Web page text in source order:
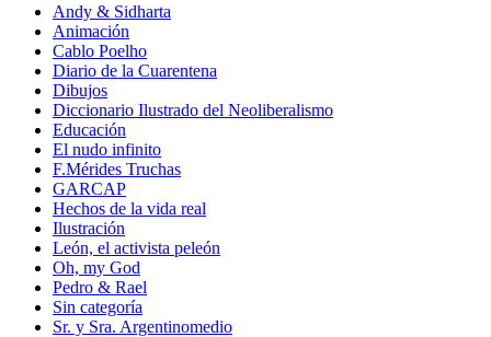
Andy & Sidharta
Animación
Cablo Poelho
Diario de la Cuarentena
Dibujos
Diccionario Ilustrado del Neoliberalismo
Educación
El nudo infinito
F.Mérides Truchas
GARCAP
Hechos de la vida real
Ilustración
León, el activista peleón
Oh, my God
Pedro & Rael
Sin categoría
Sr. y Sra. Argentinomedio